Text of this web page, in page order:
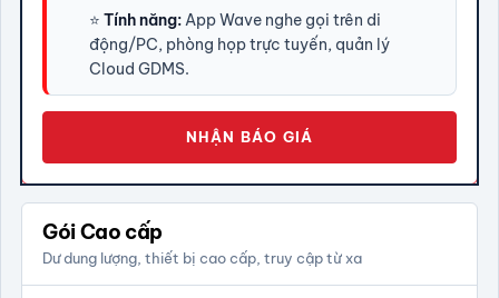
⭐ Tính năng: App Wave nghe gọi trên di
động/PC, phòng họp trực tuyến, quản lý
Cloud GDMS.
NHẬN BÁO GIÁ
Gói Cao cấp
Dư dung lượng, thiết bị cao cấp, truy cập từ xa